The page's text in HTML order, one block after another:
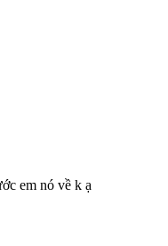
em nó về k ạ